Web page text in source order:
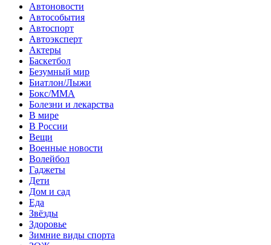
Автоновости
Автособытия
Автоспорт
Автоэксперт
Актеры
Баскетбол
Безумный мир
Биатлон/Лыжи
Бокс/MMA
Болезни и лекарства
В мире
В России
Вещи
Военные новости
Волейбол
Гаджеты
Дети
Дом и сад
Еда
Звёзды
Здоровье
Зимние виды спорта